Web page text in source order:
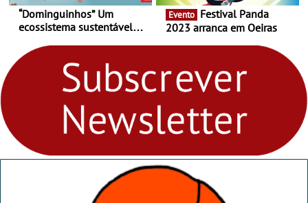
“Dominguinhos” Um
ecossistema sustentável
fores - Atelier de Educação
Ambiental nos
“Dominguinhos” de 23 de
Evento
2023 arranca em Oeiras